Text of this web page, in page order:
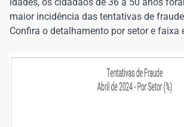
maior incidência das tentativas de
Confira o detalhamento por setor e faixa